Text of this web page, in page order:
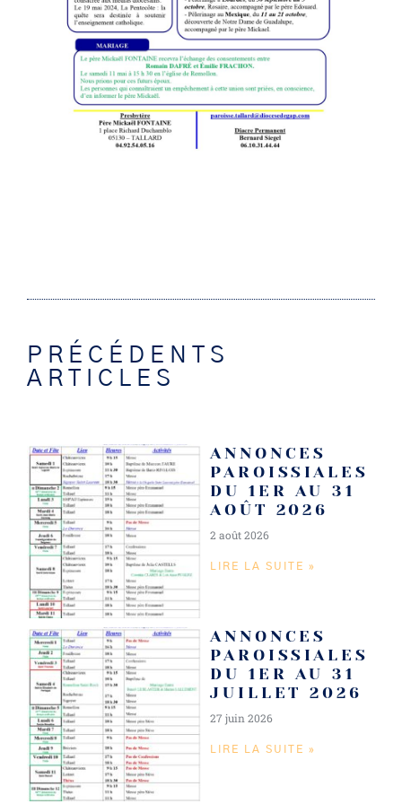
PRÉCÉDENTS
ARTICLES
ANNONCES
PAROISSIALES
DU 1ER AU 31
AOÛT 2026
2 août 2026
LIRE LA SUITE »
ANNONCES
PAROISSIALES
DU 1ER AU 31
JUILLET 2026
27 juin 2026
LIRE LA SUITE »